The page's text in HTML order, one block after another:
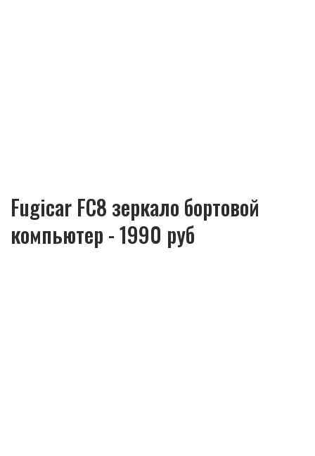
Fugicar FC8 зеркало бортовой
компьютер - 1990 руб